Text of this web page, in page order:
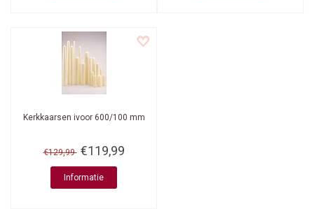
Kerkkaarsen ivoor 600/100 mm
€129,99 €119,99
Informatie